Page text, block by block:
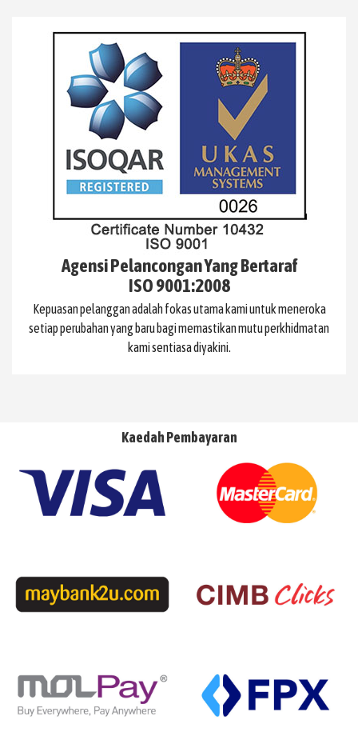
Agensi Pelancongan Yang Bertaraf
ISO 9001:2008
Kepuasan pelanggan adalah fokas utama kami untuk meneroka
setiap perubahan yang baru bagi memastikan mutu perkhidmatan
kami sentiasa diyakini.
Kaedah Pembayaran